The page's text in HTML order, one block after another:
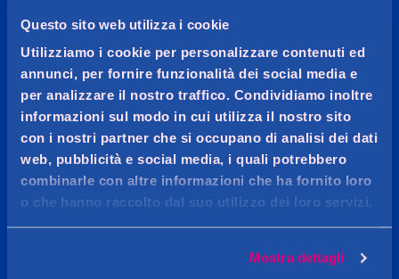
Questo sito web utilizza i cookie
Utilizziamo i cookie per personalizzare contenuti ed
annunci, per fornire funzionalità dei social media e
per analizzare il nostro traffico. Condividiamo inoltre
informazioni sul modo in cui utilizza il nostro sito
con i nostri partner che si occupano di analisi dei dati
web, pubblicità e social media, i quali potrebbero
combinarle con altre informazioni che ha fornito loro
o che hanno raccolto dal suo utilizzo dei loro servizi.
Mostra dettagli
CADDY'S
OGGI MI VOGLIO BENE
Più di 20.000 prodotti per la cura persona, l’igiene della
casa, make-up, profumeria e parafarmacia delle
migliori marche.